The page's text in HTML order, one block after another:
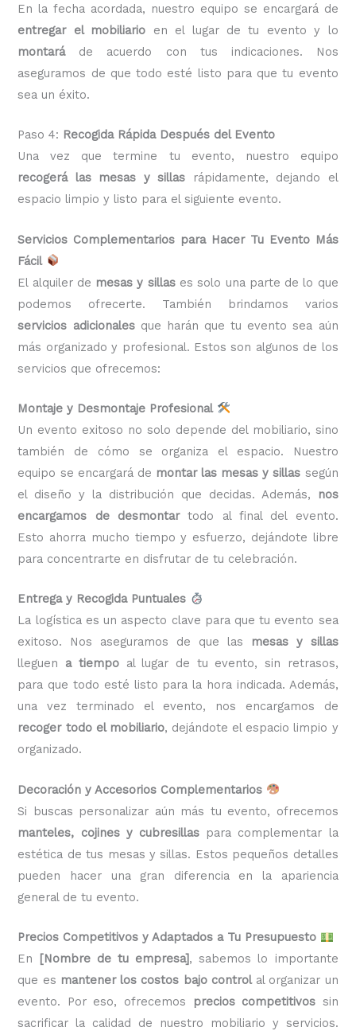
En la fecha acordada, nuestro equipo se encargará de
entregar el mobiliario en el lugar de tu evento y lo
montaráde acuerdo con tus indicaciones. Nos
aseguramos de que todo esté listo para que tu evento
sea un éxito.
Paso 4: Recogida Rápida Después del Evento
Una vez que termine tu evento, nuestro equipo
recogerá las mesas y sillas rápidamente, dejando el
espacio limpio y listo para el siguiente evento.
Servicios Complementarios para Hacer Tu Evento Más
Fácil
El alquiler de mesas y sillases solo una parte de lo que
podemos ofrecerte. También brindamos varios
servicios adicionalesque harán que tu evento sea aún
más organizado y profesional. Estos son algunos de los
servicios que ofrecemos:
Montaje y Desmontaje Profesional
Un evento exitoso no solo depende del mobiliario, sino
también de cómo se organiza el espacio. Nuestro
equipo se encargará de montar las mesas y sillas según
el diseño y la distribución que decidas. Además,
nos
encargamos de desmontartodo al final del evento.
Esto ahorra mucho tiempo y esfuerzo, dejándote libre
para concentrarte en disfrutar de tu celebración.
Entrega y Recogida Puntuales
La logística es un aspecto clave para que tu evento sea
exitoso. Nos aseguramos de que las
mesas y sillas
lleguen a tiempoal lugar de tu evento, sin retrasos,
para que todo esté listo para la hora indicada. Además,
una vez terminado el evento, nos encargamos de
recoger todo el mobiliario, dejándote el espacio limpio y
organizado.
Decoración y Accesorios Complementarios
Si buscas personalizar aún más tu evento, ofrecemos
manteles, cojines y cubresillas para complementar la
estética de tus mesas y sillas. Estos pequeños detalles
pueden hacer una gran diferencia en la apariencia
general de tu evento.
Precios Competitivos y Adaptados a Tu Presupuesto
En [Nombre de tu empresa], sabemos lo importante
que es mantener los costos bajo controlal organizar un
evento. Por eso, ofrecemos
precios competitivos sin
sacrificar la calidad de nuestro mobiliario y servicios.